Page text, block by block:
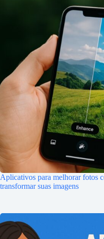
Aplicativos para melhorar fotos
transformar suas imagens